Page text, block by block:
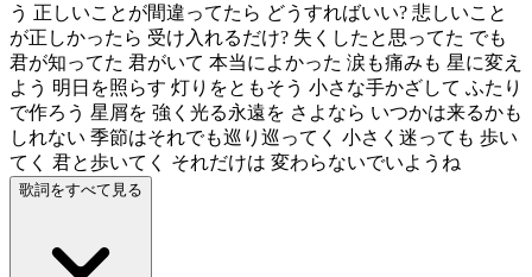
う 正しいことが間違ってたら どうすればいい? 悲しいこと
が正しかったら 受け入れるだけ? 失くしたと思ってた でも
君が知ってた 君がいて 本当によかった 涙も痛みも 星に変え
よう 明日を照らす 灯りをともそう 小さな手かざして ふたり
で作ろう 星屑を 強く光る永遠を さよなら いつかは来るかも
しれない 季節はそれでも巡り巡ってく 小さく迷っても 歩い
てく 君と歩いてく それだけは 変わらないでいようね
歌詞をすべて見る